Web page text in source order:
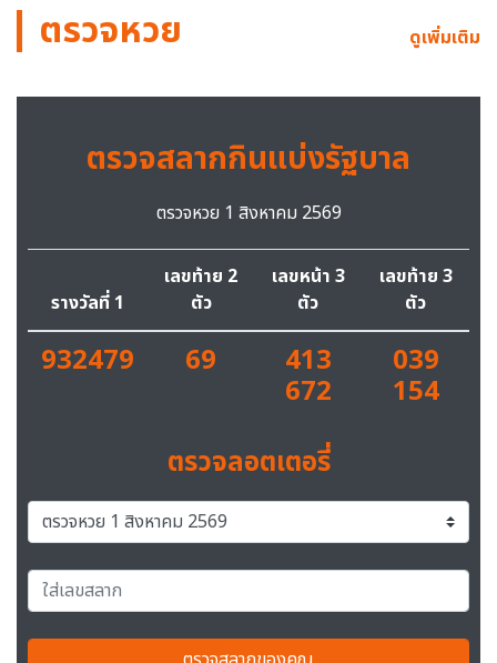
ตรวจหวย ดูเพิ่มเติม
ตรวจสลากกินแบ่งรัฐบาล
ตรวจหวย 1 สิงหาคม 2569
รางวัลที่ 1
เลขท้าย 2
ตัว
เลขหน้า 3
ตัว
เลขท้าย 3
ตัว
932479 69 413
672
039
154
ตรวจลอตเตอรี่